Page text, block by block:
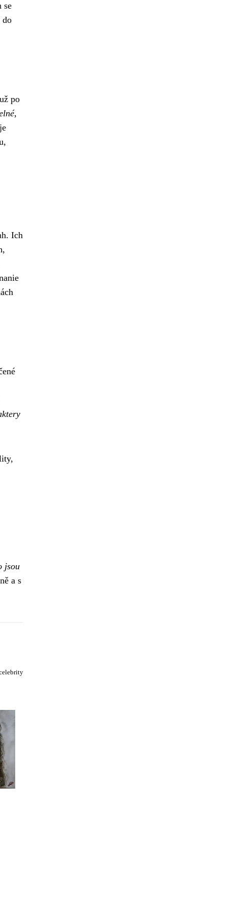
se
do
po
,
Ich
jsou
a s